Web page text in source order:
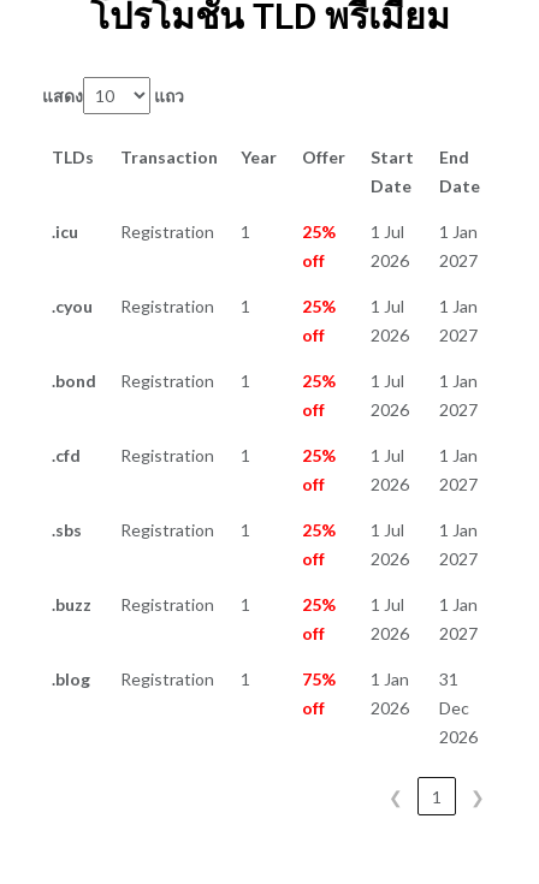
โปรโมชั่น TLD พรีเมี่ยม
แสดง แถว
TLDs Transaction Year Offer
Start
Date
End
Date
.icu Registration 1
25%
off
1 Jul
2026
1 Jan
2027
.cyou Registration 1
25%
off
1 Jul
2026
1 Jan
2027
.bond Registration 1
25%
off
1 Jul
2026
1 Jan
2027
.cfd Registration 1
25%
off
1 Jul
2026
1 Jan
2027
.sbs Registration 1
25%
off
1 Jul
2026
1 Jan
2027
.buzz Registration 1
25%
off
1 Jul
2026
1 Jan
2027
.blog Registration 1
75%
off
1 Jan
2026
31
Dec
2026
❮ 1 ❯